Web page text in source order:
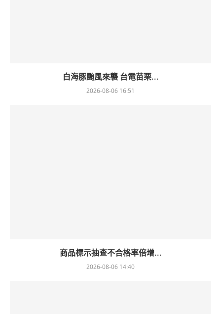
白海豚颱風來襲 台電苗栗...
2026-08-06 16:51
商品標示抽查不合格率倍增...
2026-08-06 14:40